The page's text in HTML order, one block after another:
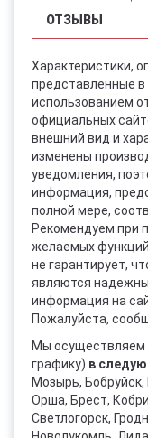
ОТЗЫВЫ
Характеристики,
представленные в
использованием
официальных
внешний вид и
изменены
уведомления,
информация,
полной мере,
Рекомендуем при
желаемых функций
не гарантирует,
являются
информация на
Пожалуйста,
Мы осуществляем
графику) в
Мозырь,
Орша, Брест,
Светлогорск,